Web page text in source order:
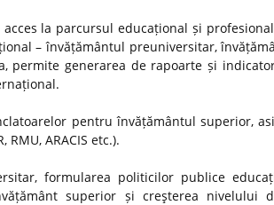
la parcursul educațional și
– învățământul preuniversitar,
permite generarea de rapoarte și
pentru învățământul superior,
ARACIS etc.).
formularea politicilor publice
superior și creşterea nivelului